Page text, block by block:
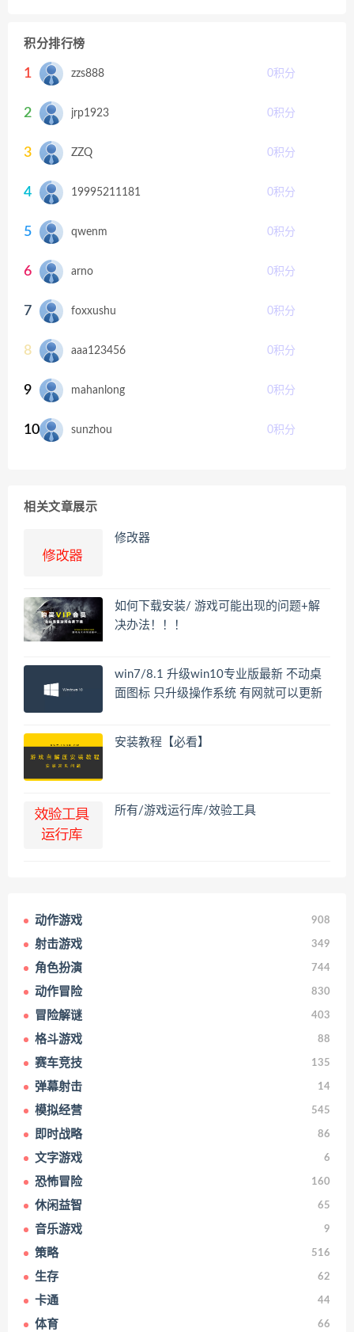
积分排行榜
1 zzs888 0积分
2 jrp1923 0积分
3 ZZQ 0积分
4 19995211181 0积分
5 qwenm 0积分
6 arno 0积分
7 foxxushu 0积分
8 aaa123456 0积分
9 mahanlong 0积分
10 sunzhou 0积分
相关文章展示
修改器
如何下载安装/ 游戏可能出现的问题+解
决办法！！！
win7/8.1 升级win10专业版最新 不动桌
面图标 只升级操作系统 有网就可以更新
安装教程【必看】
所有/游戏运行库/效验工具
动作游戏 908
射击游戏 349
角色扮演 744
动作冒险 830
冒险解谜 403
格斗游戏 88
赛车竞技 135
弹幕射击 14
模拟经营 545
即时战略 86
文字游戏 6
恐怖冒险 160
休闲益智 65
音乐游戏 9
策略 516
生存 62
卡通 44
体育 66